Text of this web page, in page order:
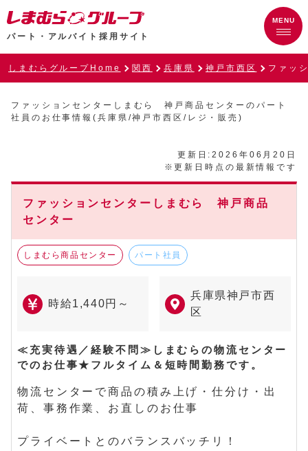
パート・アルバイト採用サイト
しまむらグループHome 関西 兵庫県 神戸市西区 ファッ
ファッションセンターしまむら 神戸商品センターのパート
社員のお仕事情報(兵庫県/神戸市西区/レジ・販売)
更新日:2026年06月20日
※更新日時点の最新情報です
ファッションセンターしまむら 神戸商品
センター
しまむら商品センター パート社員
時給1,440円～
兵庫県神戸市西
区
≪充実待遇／経験不問≫しまむらの物流センター
でのお仕事★フルタイム＆短時間勤務です。
物流センターで商品の積み上げ・仕分け・出
荷、事務作業、お直しのお仕事
プライベートとのバランスバッチリ！